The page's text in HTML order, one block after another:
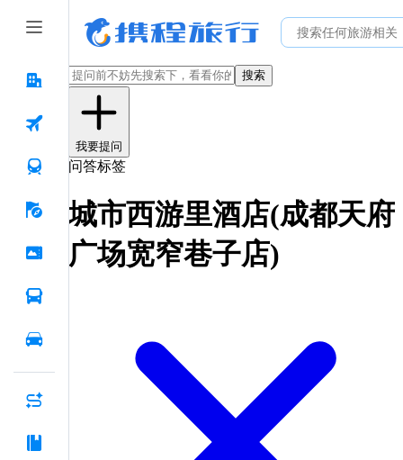
搜索
我要提问
问答标签
城市西游里酒店(成都天府
广场宽窄巷子店)